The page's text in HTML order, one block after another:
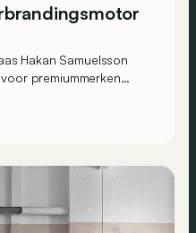
Hakan Samuelsson
premiummerken